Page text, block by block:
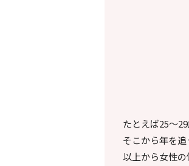
たとえば25～
そこから年を
以上から女性の